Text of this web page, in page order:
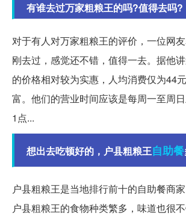
有谁去过万家粗粮王的吗?值得去吗?
对于有人对万家粗粮王的评价，一位网
刚去过，感觉还不错，值得一去。据他
的价格相对较为实惠，人均消费仅为44
富。他们的营业时间应该是每周一至周
1点...
想出去吃顿好的，户县粗粮王自助餐
户县粗粮王是当地排行前十的自助餐商
户县粗粮王的食物种类繁多，味道也很